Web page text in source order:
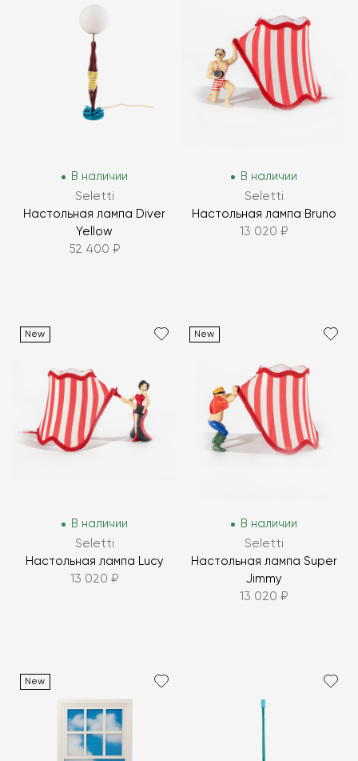
В наличии
Seletti
Настольная лампа Diver
Yellow
52 400 ₽
В наличии
Seletti
Настольная лампа Bruno
13 020 ₽
New
В наличии
Seletti
Настольная лампа Lucy
13 020 ₽
New
В наличии
Seletti
Настольная лампа Super
Jimmy
13 020 ₽
New